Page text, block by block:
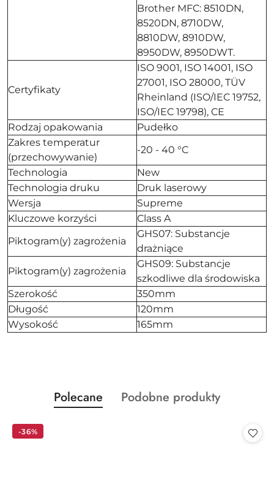
Brother MFC: 8510DN,
8520DN, 8710DW,
8810DW, 8910DW,
8950DW, 8950DWT.
Certyfikaty
ISO 9001, ISO 14001, ISO
27001, ISO 28000, TÜV
Rheinland (ISO/IEC 19752,
ISO/IEC 19798), CE
Rodzaj opakowania
Pudełko
Zakres temperatur
(przechowywanie)
-20 - 40 °C
Technologia
New
Technologia druku
Druk laserowy
Wersja
Supreme
Kluczowe korzyści
Class A
Piktogram(y) zagrożenia
GHS07: Substancje
drażniące
Piktogram(y) zagrożenia
GHS09: Substancje
szkodliwe dla środowiska
Szerokość
350mm
Długość
120mm
Wysokość
165mm
Pomiń karuzelę produktów
Produkty
o
Polecane
Produkty
Podobne produkty
-36%